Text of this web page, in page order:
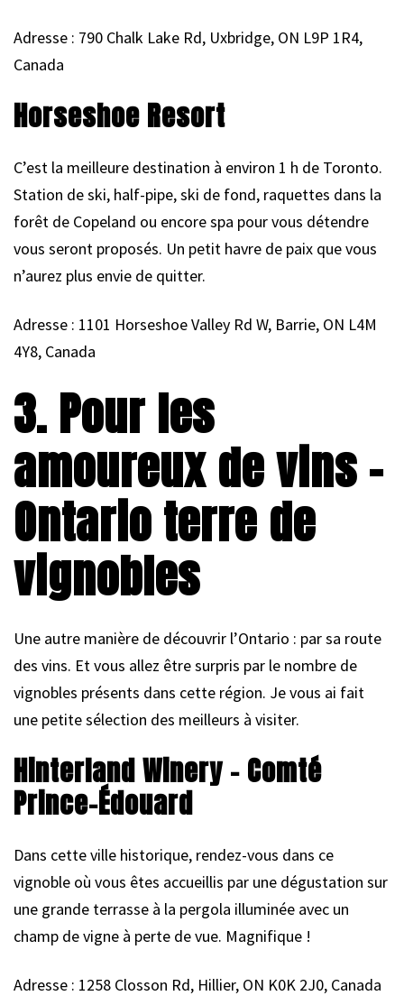
Adresse : 790 Chalk Lake Rd, Uxbridge, ON L9P 1R4,
Canada
Horseshoe Resort
C’est la meilleure destination à environ 1 h de Toronto.
Station de ski, half-pipe, ski de fond, raquettes dans la
forêt de Copeland ou encore spa pour vous détendre
vous seront proposés. Un petit havre de paix que vous
n’aurez plus envie de quitter.
Adresse : 1101 Horseshoe Valley Rd W, Barrie, ON L4M
4Y8, Canada
3. Pour les
amoureux de vins –
Ontario terre de
vignobles
Une autre manière de découvrir l’Ontario : par sa route
des vins. Et vous allez être surpris par le nombre de
vignobles présents dans cette région. Je vous ai fait
une petite sélection des meilleurs à visiter.
Hinterland Winery – Comté
Prince-Édouard
Dans cette ville historique, rendez-vous dans ce
vignoble où vous êtes accueillis par une dégustation sur
une grande terrasse à la pergola illuminée avec un
champ de vigne à perte de vue. Magnifique !
Adresse : 1258 Closson Rd, Hillier, ON K0K 2J0, Canada